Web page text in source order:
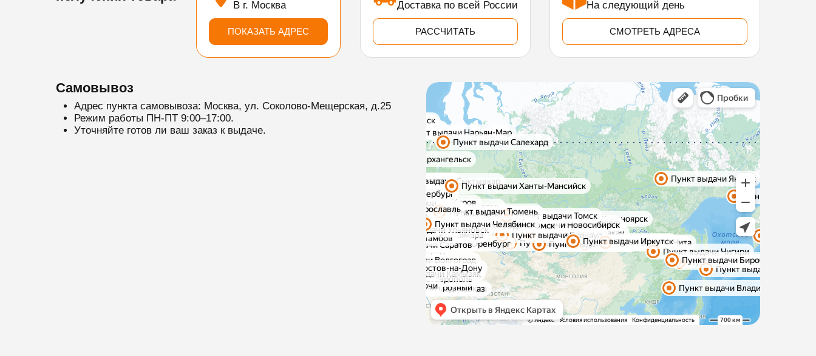
В г. Москва
ПОКАЗАТЬ АДРЕС
Доставка по всей России
РАССЧИТАТЬ
На следующий день
СМОТРЕТЬ АДРЕСА
Самовывоз
Адрес пункта самовывоза: Москва, ул. Соколово-Мещерская, д.25
Режим работы ПН-ПТ 9:00–17:00.
Уточняйте готов ли ваш заказ к выдаче.